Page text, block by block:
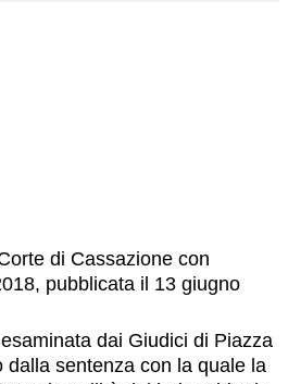
di Cassazione con
pubblicata il 13 giugno
dai Giudici di Piazza
dalla sentenza con la quale la